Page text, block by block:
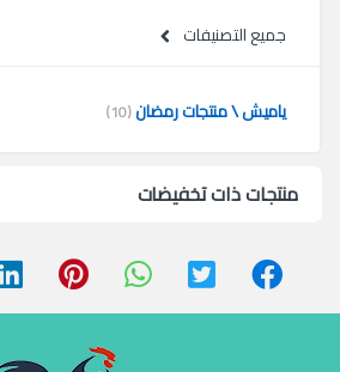
جميع التصنيفات
ياميش \ منتجات رمضان(10)
منتجات ذات تخفيضات